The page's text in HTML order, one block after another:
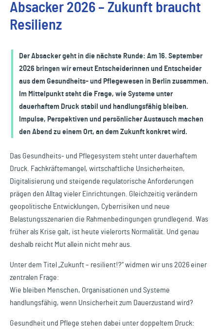
Absacker 2026 – Zukunft braucht
Resilienz
Der Absacker geht in die nächste Runde: Am 16. September
2026 bringen wir erneut Entscheiderinnen und Entscheider
aus dem Gesundheits- und Pflegewesen in Berlin zusammen.
Im Mittelpunkt steht die Frage, wie Systeme unter
dauerhaftem Druck stabil und handlungsfähig bleiben.
Impulse, Perspektiven und persönlicher Austausch machen
den Abend zu einem Ort, an dem Zukunft konkret wird.
Das Gesundheits- und Pflegesystem steht unter dauerhaftem
Druck. Fachkräftemangel, wirtschaftliche Unsicherheiten,
Digitalisierung und steigende regulatorische Anforderungen
prägen den Alltag vieler Einrichtungen. Gleichzeitig verändern
geopolitische Entwicklungen, Cyberrisiken und neue
Belastungsszenarien die Rahmenbedingungen grundlegend. Was
früher als Krise galt, ist heute vielerorts Normalität. Und genau
deshalb reicht Mut allein nicht mehr aus.
Unter dem Titel „Zukunft – resilient!?“ widmen wir uns 2026 einer
zentralen Frage:
Wie bleiben Menschen, Organisationen und Systeme
handlungsfähig, wenn Unsicherheit zum Dauerzustand wird?
Gesundheit und Pflege stehen dabei unter doppeltem Druck: